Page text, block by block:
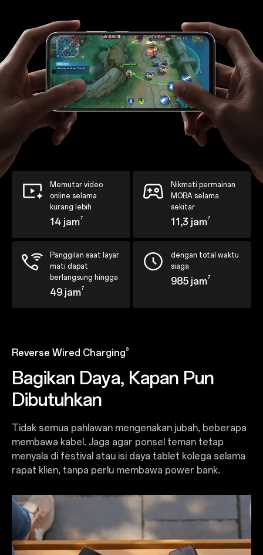
Memutar video
online selama
kurang lebih
14 jam7
Nikmati permainan
MOBA selama
sekitar
11,3 jam7
Panggilan saat layar
mati dapat
berlangsung hingga
49 jam7
dengan total waktu
siaga
985 jam7
Reverse Wired Charging 8
Bagikan Daya, Kapan Pun
Dibutuhkan
Tidak semua pahlawan mengenakan jubah, beberapa
membawa kabel. Jaga agar ponsel teman tetap
menyala di festival atau isi daya tablet kolega selama
rapat klien, tanpa perlu membawa power bank.